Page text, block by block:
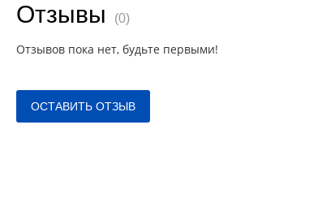
Отзывы (0)
Отзывов пока нет, будьте первыми!
ОСТАВИТЬ ОТЗЫВ